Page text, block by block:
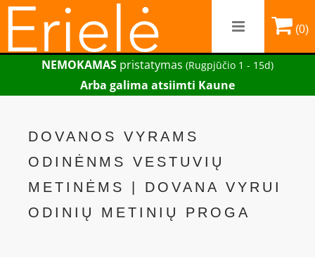
(0)
NEMOKAMAS pristatymas (Rugpjūčio 1 - 15d)
Arba galima atsiimti Kaune
DOVANOS VYRAMS
ODINĖNMS VESTUVIŲ
METINĖMS | DOVANA VYRUI
ODINIŲ METINIŲ PROGA